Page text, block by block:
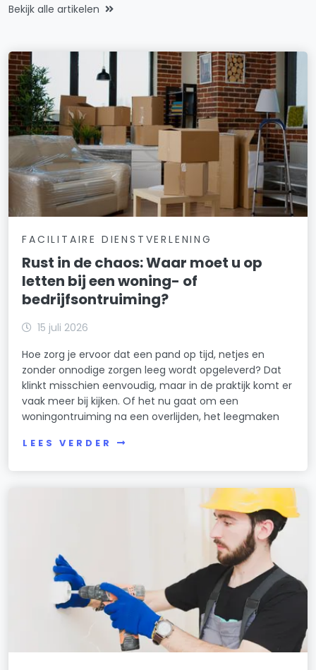
Bekijk alle artikelen
FACILITAIRE DIENSTVERLENING
Rust in de chaos: Waar moet u op
letten bij een woning- of
bedrijfsontruiming?
15 juli 2026
Hoe zorg je ervoor dat een pand op tijd, netjes en
zonder onnodige zorgen leeg wordt opgeleverd? Dat
klinkt misschien eenvoudig, maar in de praktijk komt er
vaak meer bij kijken. Of het nu gaat om een
woningontruiming na een overlijden, het leegmaken
LEES VERDER